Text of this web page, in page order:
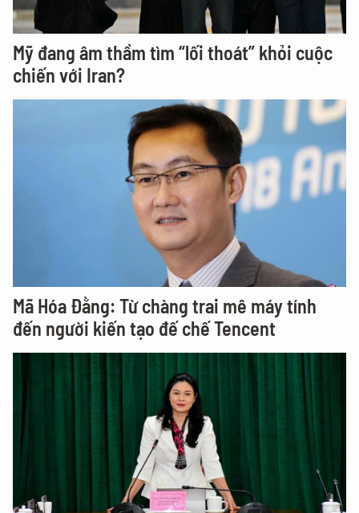
Mỹ đang âm thầm tìm “lối thoát” khỏi cuộc
chiến với Iran?
Mã Hóa Đằng: Từ chàng trai mê máy tính
đến người kiến tạo đế chế Tencent